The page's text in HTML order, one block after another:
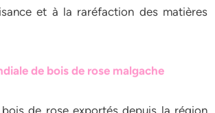
et à la raréfaction des matières
de bois de rose malgache
de rose exportés depuis la région